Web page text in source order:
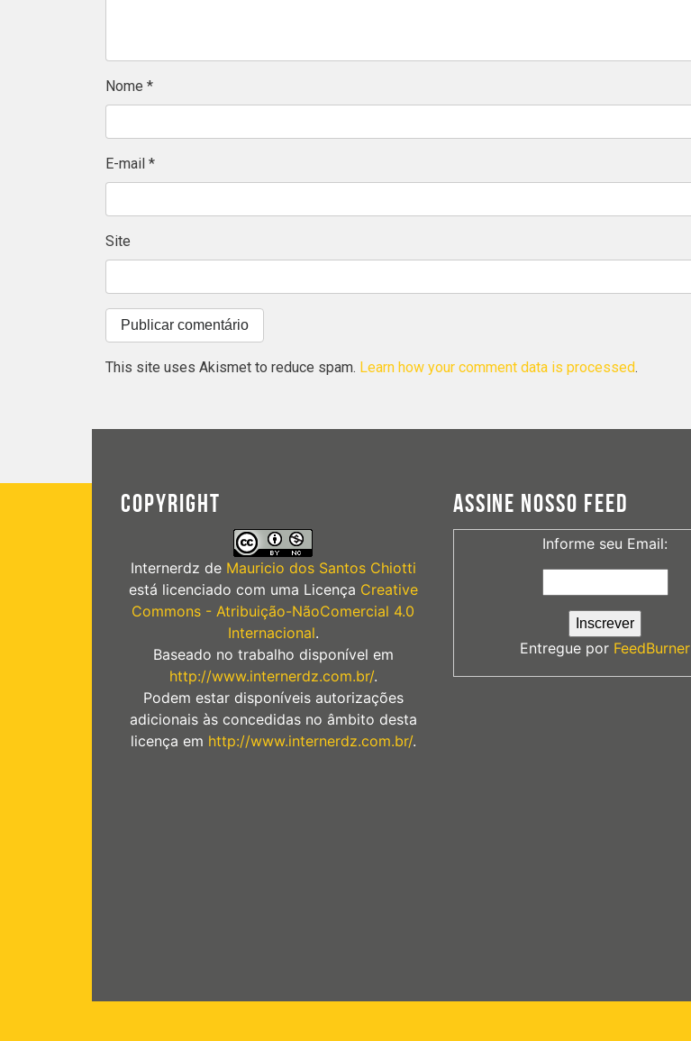
Nome *
E-mail *
Site
This site uses Akismet to reduce spam. Learn how your comment data is processed.
COPYRIGHT
Internerdz de Mauricio dos Santos Chiotti
está licenciado com uma Licença Creative
Commons - Atribuição-NãoComercial 4.0
Internacional.
Baseado no trabalho disponível em
http://www.internerdz.com.br/.
Podem estar disponíveis autorizações
adicionais às concedidas no âmbito desta
licença em http://www.internerdz.com.br/.
ASSINE NOSSO FEED
Informe seu Email:
Entregue por FeedBurner